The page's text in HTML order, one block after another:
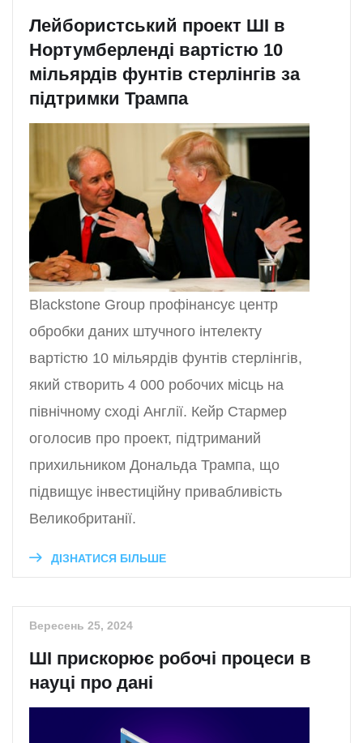
Лейбористський проект ШІ в
Нортумберленді вартістю 10
мільярдів фунтів стерлінгів за
підтримки Трампа
Blackstone Group профінансує центр
обробки даних штучного інтелекту
вартістю 10 мільярдів фунтів стерлінгів,
який створить 4 000 робочих місць на
північному сході Англії. Кейр Стармер
оголосив про проект, підтриманий
прихильником Дональда Трампа, що
підвищує інвестиційну привабливість
Великобританії.
ДІЗНАТИСЯ БІЛЬШЕ
Вересень 25, 2024
ШІ прискорює робочі процеси в
науці про дані